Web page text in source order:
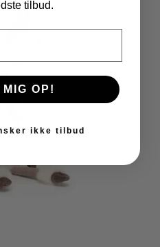
tilbud.
OP!
ikke tilbud